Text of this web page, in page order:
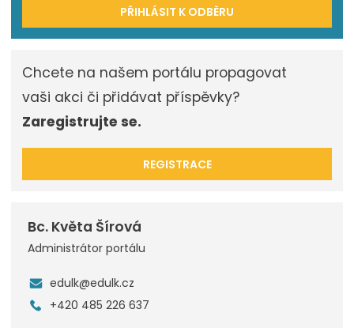
PŘIHLÁSIT K ODBĚRU
Chcete na našem portálu propagovat
vaši akci či přidávat příspěvky?
Zaregistrujte se.
REGISTRACE
Bc. Květa Šírová
Administrátor portálu
edulk@edulk.cz
+420 485 226 637